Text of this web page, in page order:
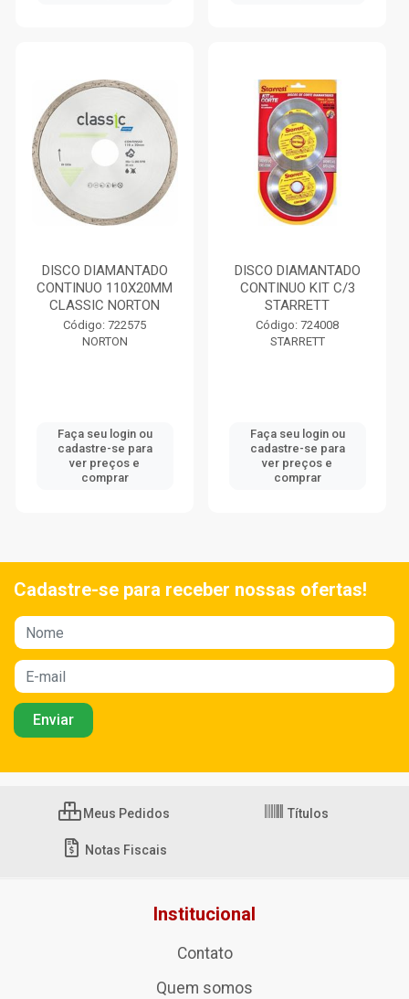
DISCO DIAMANTADO
CONTINUO 110X20MM
CLASSIC NORTON
Código: 722575
NORTON
Faça seu login ou
cadastre-se para
ver preços e
comprar
DISCO DIAMANTADO
CONTINUO KIT C/3
STARRETT
Código: 724008
STARRETT
Faça seu login ou
cadastre-se para
ver preços e
comprar
Cadastre-se para receber nossas ofertas!
Meus Pedidos Títulos
Notas Fiscais
Institucional
Contato
Quem somos